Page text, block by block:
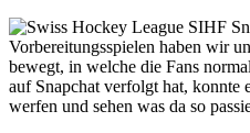
Vorbereitungsspielen haben wir
bewegt, in welche die Fans
auf Snapchat verfolgt hat,
werfen und sehen was da so